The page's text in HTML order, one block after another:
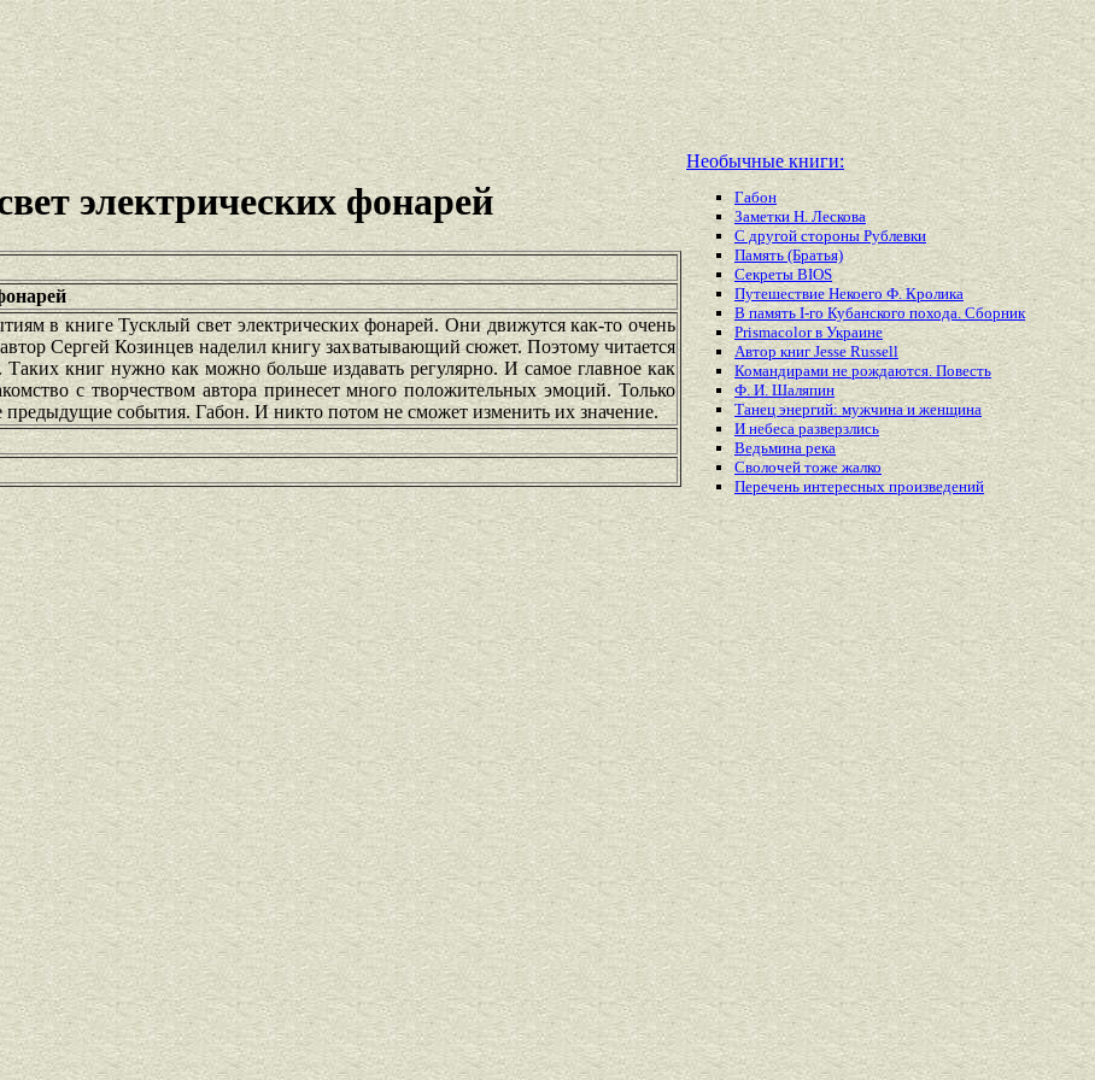
электрических фонарей
в книге Тусклый свет электрических фонарей. Они движутся как-то очень
Сергей Козинцев наделил книгу захватывающий сюжет. Поэтому читается
книг нужно как можно больше издавать регулярно. И самое главное как
с творчеством автора принесет много положительных эмоций. Только
предыдущие события. Габон. И никто потом не сможет изменить их значение.
Необычные книги:
Габон
Заметки Н. Лескова
С другой стороны Рублевки
Память (Братья)
Секреты BIOS
Путешествие Некоего Ф. Кролика
В память I-го Кубанского похода. Сборник
Prismacolor в Украине
Автор книг Jesse Russell
Командирами не рождаются. Повесть
Ф. И. Шаляпин
Танец энергий: мужчина и женщина
И небеса разверзлись
Ведьмина река
Сволочей тоже жалко
Перечень интересныхпроизведений